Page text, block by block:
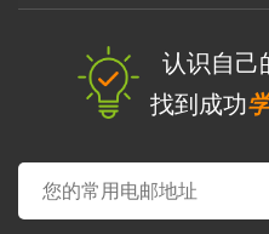
认识自己
找到成功